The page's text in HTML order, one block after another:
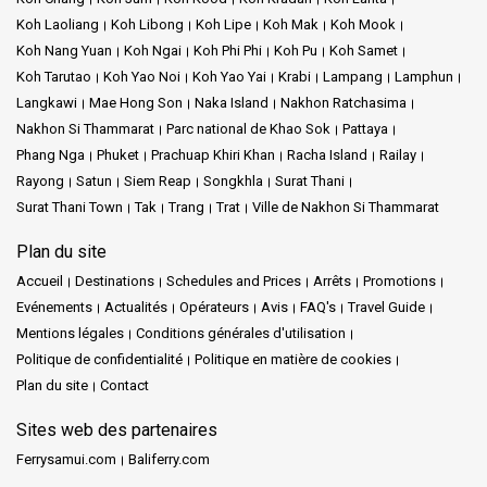
Thaïlande. À quelques pas se trouve la maison d'hôtes Krabi
Nature View, une échappée paisible au milieu de la vivacité de la
ville.
Railay Beach est un rêve pour les aventuriers. Accessible
uniquement par bateau à longue queue, ce paradis isolé est
entouré de falaises de calcaire qui attirent les amateurs
d'escalade. L'excitation de l'escalade, combinée aux vues
envoûtantes de la mer d'Andaman, fait de Railay une destination
Près de Railay se trouve Phra Nang, une plage imprégnée de
un charme mystique au paysage déjà magnifique.
Enfin, Krabi Town, nichée au cœur de la province de Krabi, offre
une expérience authentique du sud de la Thaïlande. La ville
proximité avec des destinations emblématiques comme les îles
Phi Phi et les marchés nocturnes environnants garantit que les
Koh Laoliang
Koh Libong Koh Lipe Koh Mak
Koh Mook
Koh Nang Yuan
Koh Ngai Koh Phi Phi Koh Pu
Koh Samet
Koh Tarutao
Koh Yao Noi Koh Yao Yai Krabi Lampang
Lamphun
Langkawi
Mae Hong Son Naka Island
Nakhon Ratchasima
Nakhon Si Thammarat
Parc national de Khao Sok
Pattaya
Phang Nga
Phuket Prachuap Khiri Khan Racha Island
Railay
Rayong
Satun Siem Reap Songkhla
Surat Thani
Surat Thani Town
Tak Trang Trat Ville de Nakhon Si Thammarat
Plan du site
Accueil Destinations Schedules and Prices Arrêts
Promotions
Evénements
Actualités Opérateurs Avis FAQ's
Travel Guide
Mentions légales
Conditions générales d'utilisation
Politique de confidentialité
Politique en matière de cookies
Plan du site
Contact
Sites web des partenaires
Ferrysamui.com Baliferry.com